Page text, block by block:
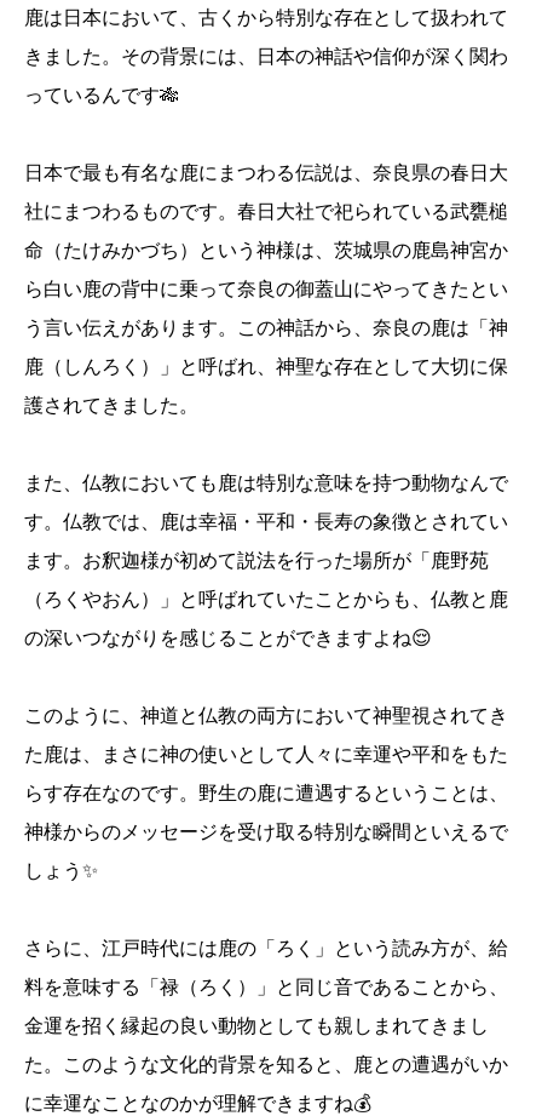
鹿は日本において、古くから特別な存在として扱われて
きました。その背景には、日本の神話や信仰が深く関わ
っているんです🎋
日本で最も有名な鹿にまつわる伝説は、奈良県の春日大
社にまつわるものです。春日大社で祀られている武甕槌
命（たけみかづち）という神様は、茨城県の鹿島神宮か
ら白い鹿の背中に乗って奈良の御蓋山にやってきたとい
う言い伝えがあります。この神話から、奈良の鹿は「神
鹿（しんろく）」と呼ばれ、神聖な存在として大切に保
護されてきました。
また、仏教においても鹿は特別な意味を持つ動物なんで
す。仏教では、鹿は幸福・平和・長寿の象徴とされてい
ます。お釈迦様が初めて説法を行った場所が「鹿野苑
（ろくやおん）」と呼ばれていたことからも、仏教と鹿
の深いつながりを感じることができますよね😌
このように、神道と仏教の両方において神聖視されてき
た鹿は、まさに神の使いとして人々に幸運や平和をもた
らす存在なのです。野生の鹿に遭遇するということは、
神様からのメッセージを受け取る特別な瞬間といえるで
しょう✨
さらに、江戸時代には鹿の「ろく」という読み方が、給
料を意味する「禄（ろく）」と同じ音であることから、
金運を招く縁起の良い動物としても親しまれてきまし
た。このような文化的背景を知ると、鹿との遭遇がいか
に幸運なことなのかが理解できますね💰